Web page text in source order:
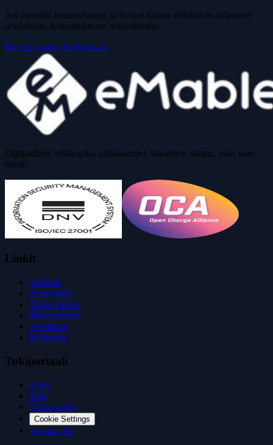
Jos vertailet latausalustoja ja haluat laittaa eMablerin tällaiseen
arviointiin, keskustelemme mielellämme.
See all Guides & Webinars
Digitaalinen selkäranka sähköautojen latauksen takana, joka vain
toimii.
Linkit
Tuotteet
Hinnoittelu
Tietoa meistä
Ekosysteemi
Asiakkaat
Kehittäjät
Tukiportaali
UKK
Tuki
Tietopankki
Cookie Settings
Alustan tila